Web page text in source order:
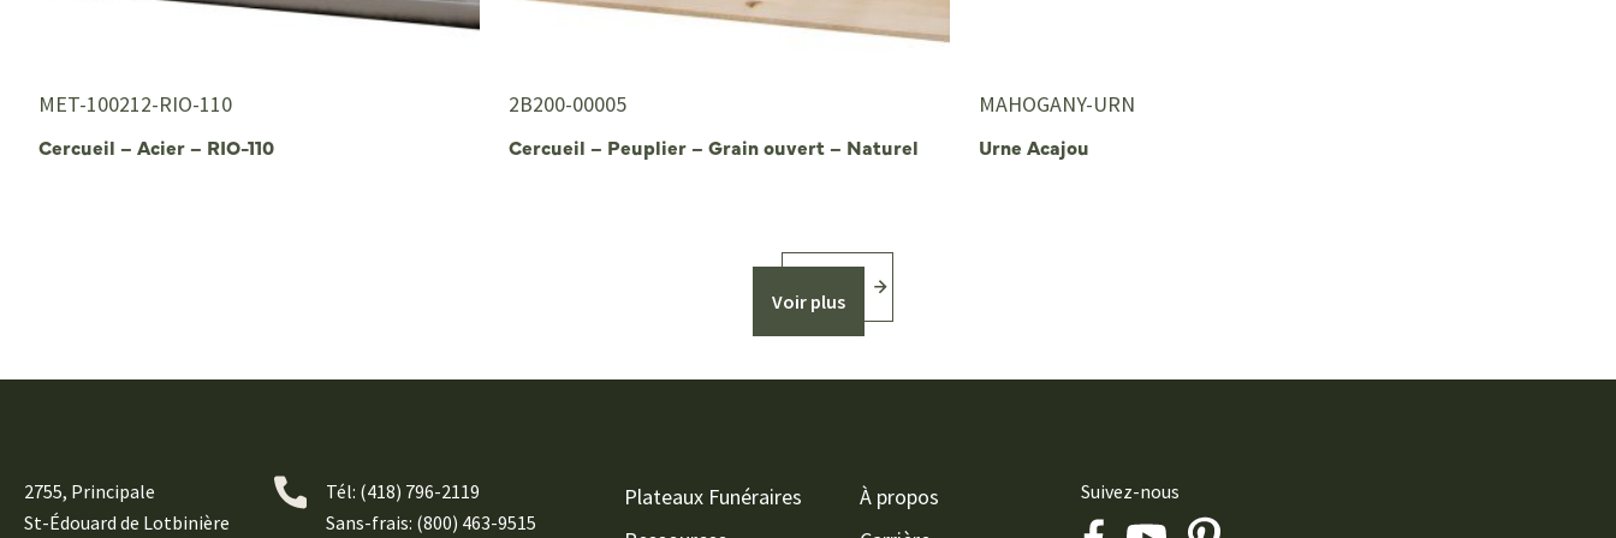
MET-100212-RIO-110
Cercueil – Acier – RIO-110
2B200-00005
Cercueil – Peuplier – Grain ouvert – Naturel
MAHOGANY-URN
Urne Acajou
Voir plus
2755, Principale
St-Édouard de Lotbinière
Tél: (418) 796-2119
Sans-frais: (800) 463-9515
Plateaux Funéraires
À propos
Suivez-nous